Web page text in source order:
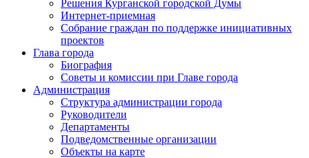
Решения Курганской городской Думы
Интернет-приемная
Собрание граждан по поддержке инициативных
проектов
Глава города
Биография
Советы и комиссии при Главе города
Администрация
Структура администрации города
Руководители
Департаменты
Подведомственные организации
Объекты на карте